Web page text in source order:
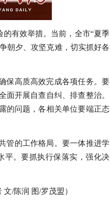
有效举措。当前，全市“夏季
朝夕、攻坚克难，切实抓好各
保高质高效完成各项任务。要
开展自查自纠、排查整治。
的问题，各相关单位要端正态
管的工作格局。要一体推进学
平。要抓执行保落实，强化决
/陈润 图/罗茂盟）